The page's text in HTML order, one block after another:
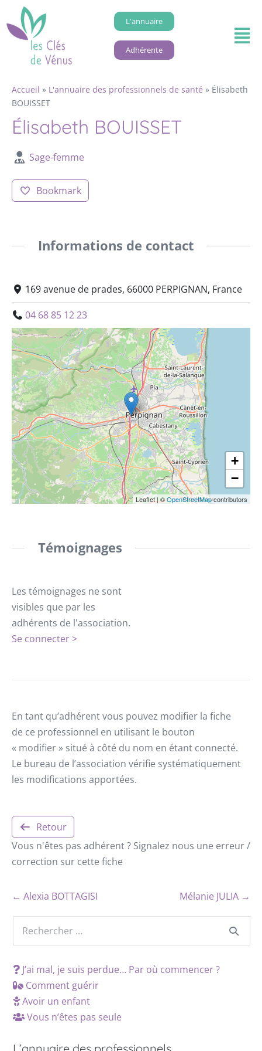
L'annuaire
Adhérente
Accueil » L'annuaire des professionnels de santé » Élisabeth
BOUISSET
Élisabeth BOUISSET
Sage-femme
Bookmark
Informations de contact
169 avenue de prades, 66000 PERPIGNAN, France
04 68 85 12 23
+
−
Leaflet| ©OpenStreetMapcontributors
Témoignages
Les témoignages ne sont
visibles que par les
adhérents de l'association.
Se connecter >
En tant qu’adhérent vous pouvez modifier la fiche
de ce professionnel en utilisant le bouton
« modifier » situé à côté du nom en étant connecté.
Le bureau de l’association vérifie systématiquement
les modifications apportées.
Retour
Vous n'êtes pas adhérent ? Signalez nous une erreur /
correction sur cette fiche
← Alexia BOTTAGISI Mélanie JULIA →
J’ai mal, je suis perdue… Par où commencer ?
Comment guérir
Avoir un enfant
Vous n’êtes pas seule